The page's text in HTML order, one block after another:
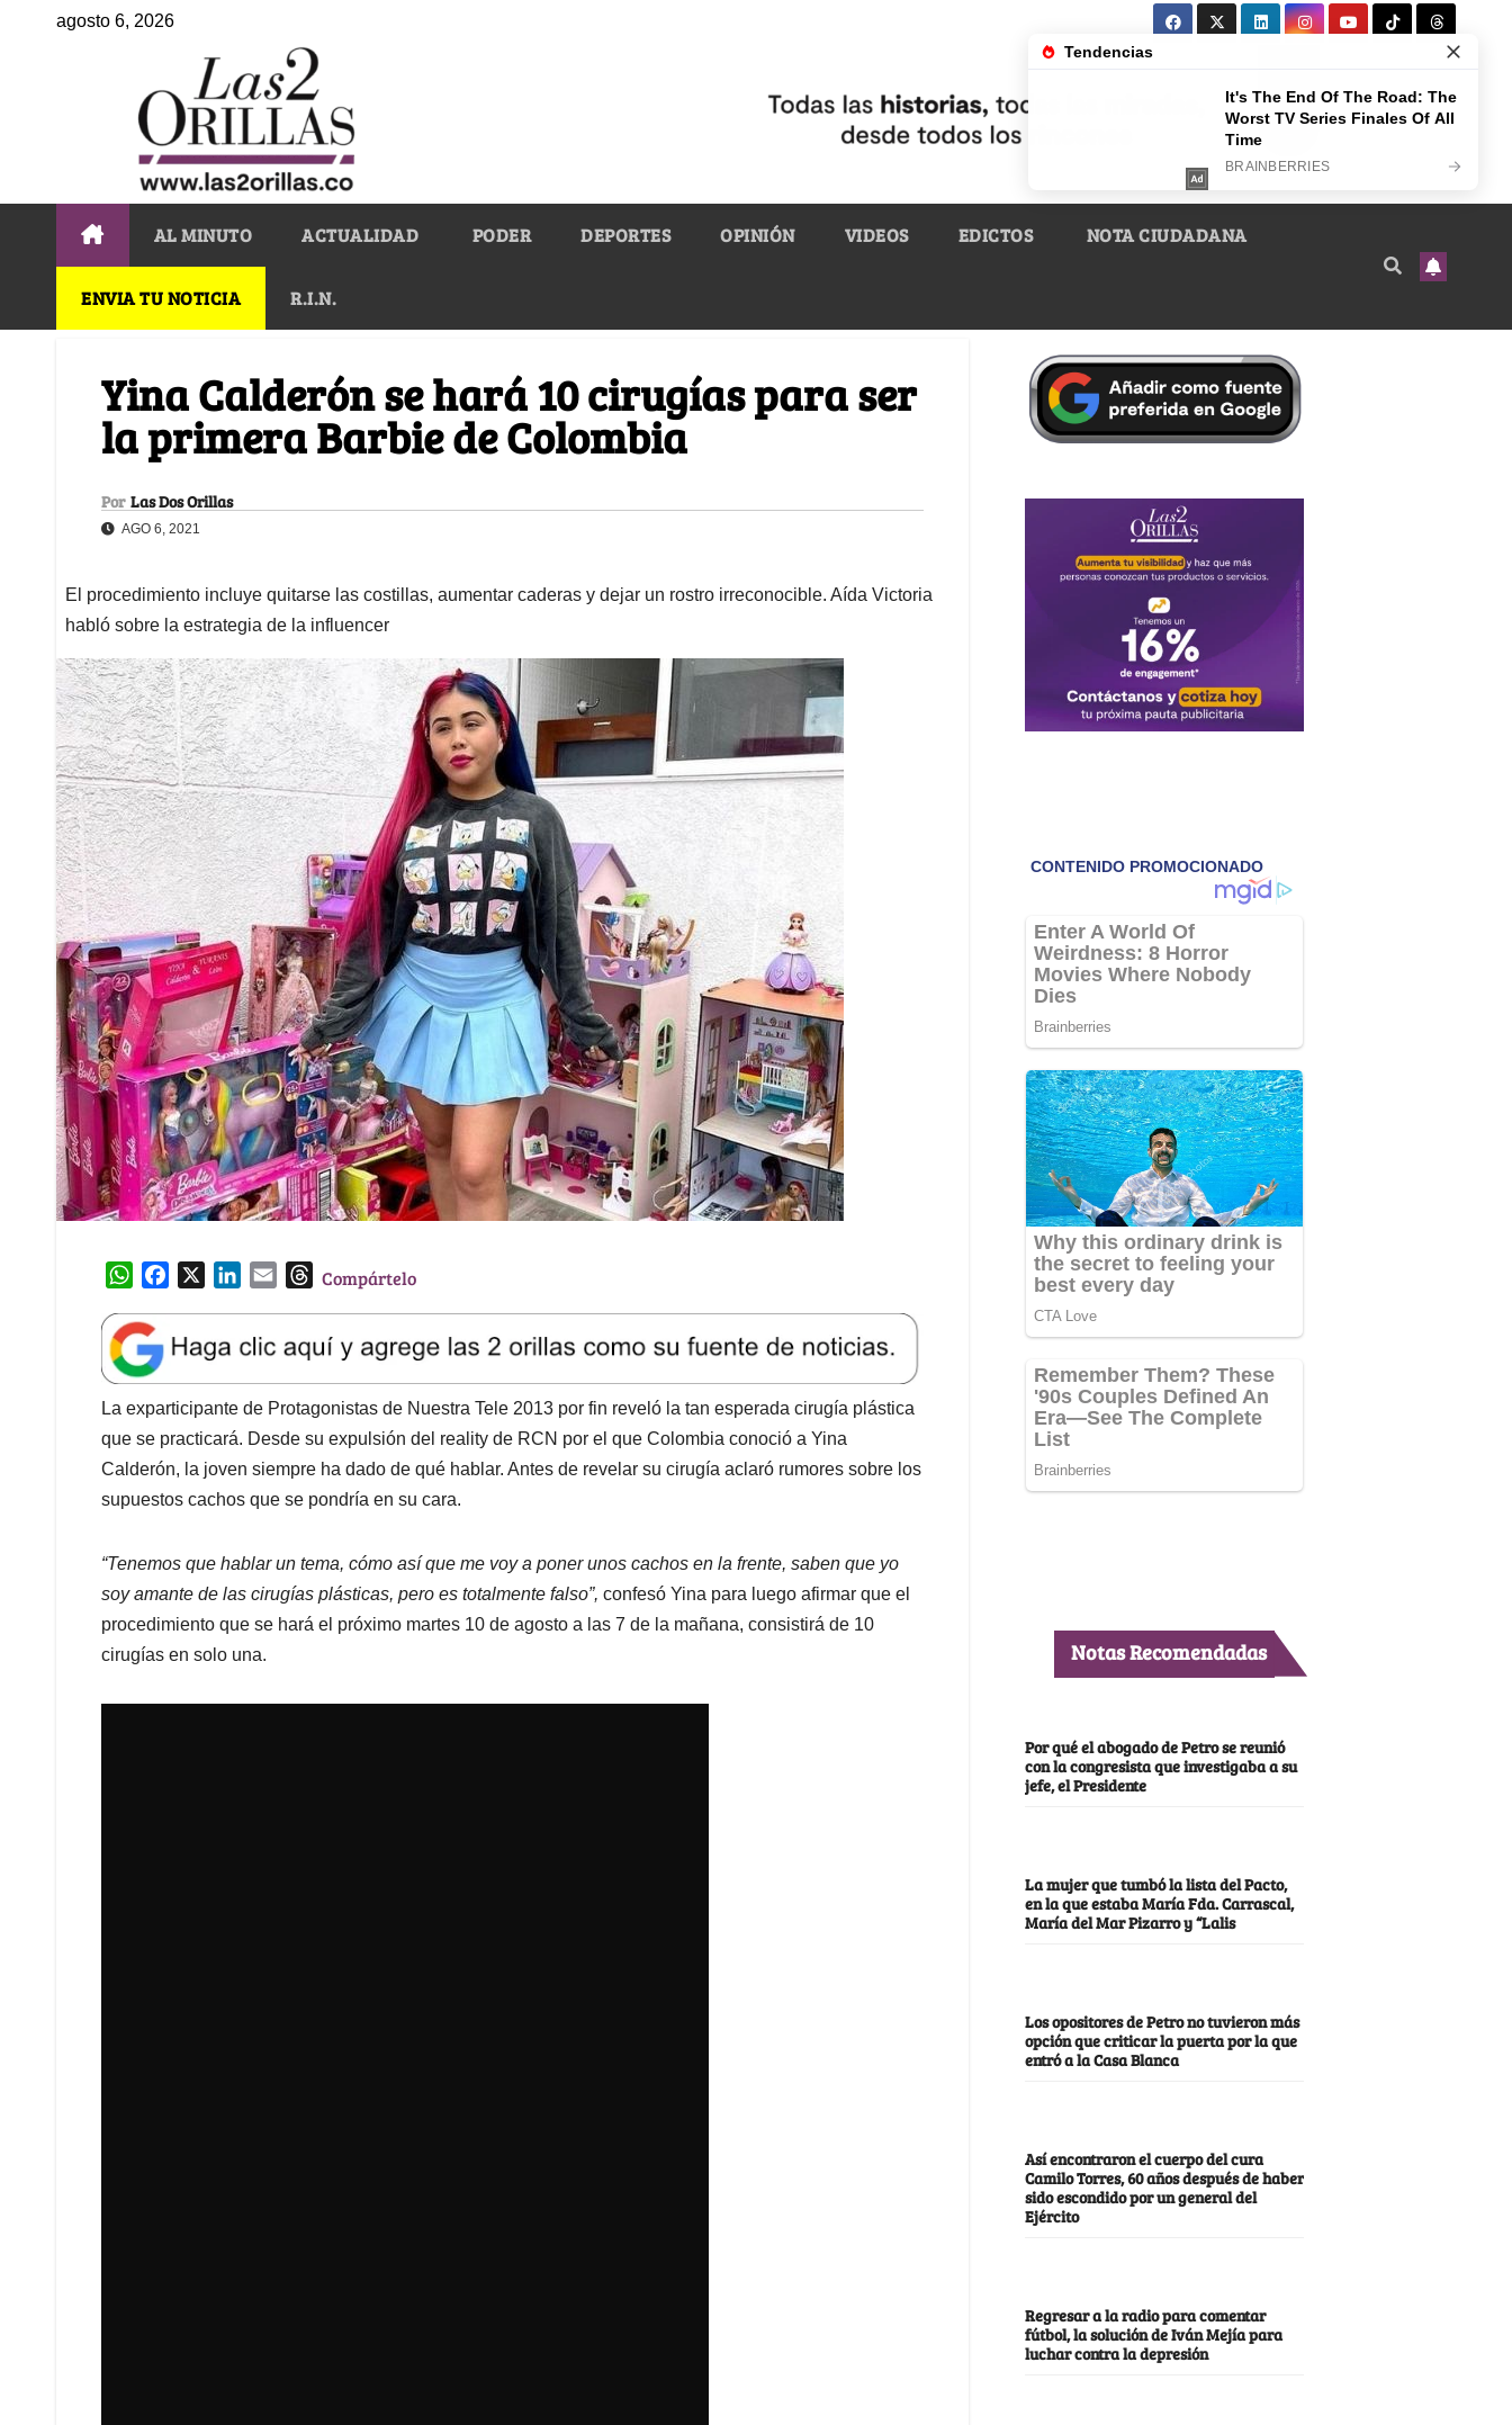
agosto 6, 2026
AL MINUTO ACTUALIDAD PODER DEPORTES OPINIÓN VIDEOS EDICTOS NOTA CIUDADANA
ENVIA TU NOTICIA R.I.N.
Yina Calderón se hará 10 cirugías para ser
la primera Barbie de Colombia
Por Las Dos Orillas
AGO 6, 2021
El procedimiento incluye quitarse las costillas, aumentar caderas y dejar un rostro irreconocible. Aída Victoria
habló sobre la estrategia de la influencer
W
a
t
s
A
p
p
e
b
o
o
k
k
e
d
n
l
T
e
a
d
s
Compártelo
La exparticipante de Protagonistas de Nuestra Tele 2013 por fin reveló la tan esperada cirugía plástica
que se practicará. Desde su expulsión del reality de RCN por el que Colombia conoció a Yina
Calderón, la joven siempre ha dado de qué hablar. Antes de revelar su cirugía aclaró rumores sobre los
supuestos cachos que se pondría en su cara.
“Tenemos que hablar un tema, cómo así que me voy a poner unos cachos en la frente, saben que yo
soy amante de las cirugías plásticas, pero es totalmente falso”, confesó Yina para luego afirmar que el
procedimiento que se hará el próximo martes 10 de agosto a las 7 de la mañana, consistirá de 10
cirugías en solo una.
Notas Recomendadas
Por qué el abogado de Petro se reunió
con la congresista que investigaba a su
jefe, el Presidente
La mujer que tumbó la lista del Pacto,
en la que estaba María Fda. Carrascal,
María del Mar Pizarro y “Lalis
Los opositores de Petro no tuvieron más
opción que criticar la puerta por la que
entró a la Casa Blanca
Así encontraron el cuerpo del cura
Camilo Torres, 60 años después de haber
sido escondido por un general del
Ejército
Regresar a la radio para comentar
fútbol, la solución de Iván Mejía para
luchar contra la depresión